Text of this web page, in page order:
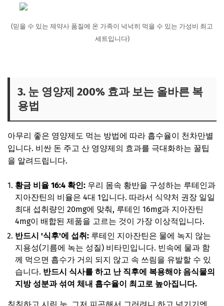
(믿을 수 있는 제약사 품질에 온 가족이 넉넉히 먹을 수 있는 가성비 최고
세트입니다)
3. 눈 영양제 200% 효과 보는 올바른 복
용법
아무리 좋은 영양제도 먹는 방법에 따라 흡수율이 천차만별
입니다. 비싼 돈 주고 산 영양제의 효과를 극대화하는 꿀팁
을 알려드립니다.
황금 비율 16:4 확인: 우리 몸속 황반을 구성하는 루테인과
지아잔틴의 비율은 4대 1입니다. 따라서 식약처 권장 일일
최대 섭취량인 20mg에 맞춰, 루테인 16mg과 지아잔틴
4mg이 배합된 제품을 고르는 것이 가장 이상적입니다.
반드시 '식후'에 섭취: 루테인 지아잔틴은 물에 녹지 않는
지용성(기름에 녹는 성질) 비타민입니다. 빈속에 물과 함
께 먹으면 흡수가 거의 되지 않고 속 쓰림을 유발할 수 있
습니다. 반드시 식사를 하고 난 직후에 복용해야 음식물의
지방 성분과 섞여 체내 흡수율이 최고로 높아집니다.